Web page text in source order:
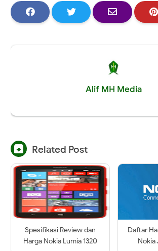
Alif MH Media
 Related Post
Spesifikasi Review dan
Harga Nokia Lumia 1320
Daftar
Nokia